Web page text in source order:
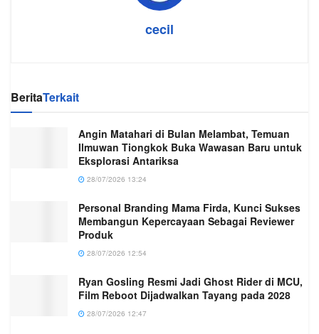
cecil
BeritaTerkait
Angin Matahari di Bulan Melambat, Temuan
Ilmuwan Tiongkok Buka Wawasan Baru untuk
Eksplorasi Antariksa
28/07/2026 13:24
Personal Branding Mama Firda, Kunci Sukses
Membangun Kepercayaan Sebagai Reviewer
Produk
28/07/2026 12:54
Ryan Gosling Resmi Jadi Ghost Rider di MCU,
Film Reboot Dijadwalkan Tayang pada 2028
28/07/2026 12:47